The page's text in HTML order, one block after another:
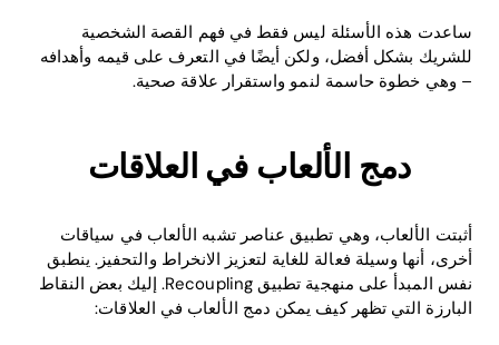
ساعدت هذه الأسئلة ليس فقط في فهم القصة الشخصية
للشريك بشكل أفضل، ولكن أيضًا في التعرف على قيمه وأهدافه
– وهي خطوة حاسمة لنمو واستقرار علاقة صحية.
دمج الألعاب في العلاقات
أثبتت الألعاب، وهي تطبيق عناصر تشبه الألعاب في سياقات
أخرى، أنها وسيلة فعالة للغاية لتعزيز الانخراط والتحفيز. ينطبق
نفس المبدأ على منهجية تطبيق Recoupling. إليك بعض النقاط
البارزة التي تظهر كيف يمكن دمج الألعاب في العلاقات: